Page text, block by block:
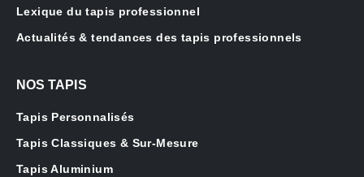
Lexique du tapis professionnel
Actualités & tendances des tapis professionnels
NOS TAPIS
Tapis Personnalisés
Tapis Classiques & Sur-Mesure
Tapis Aluminium